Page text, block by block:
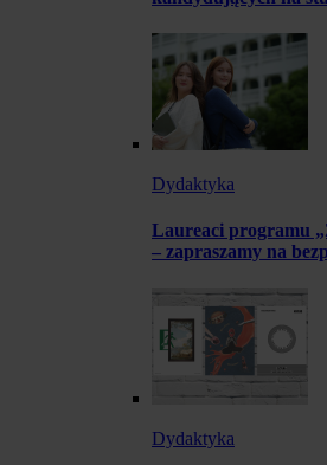
Dydaktyka
Laureaci programu
– zapraszamy na
Dydaktyka